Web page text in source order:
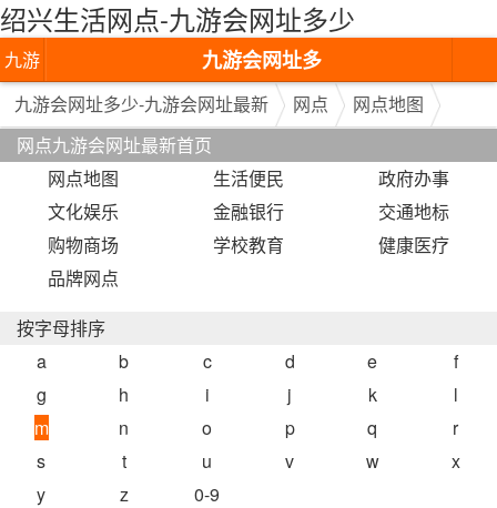
绍兴生活网点-九游会网址多少
九游
会网
址多
最新
九游会网址多
少-九游会网址
九游会网址多少-九游会网址最新 网点
网点地图
网点九游会网址最新首页
网点地图
生活便民
政府办事
文化娱乐
金融银行
交通地标
购物商场
学校教育
健康医疗
品牌网点
按字母排序
a
b c d e
f
g
h i j k
l
m
n o p q
r
s
t u v w
x
y
z 0-9